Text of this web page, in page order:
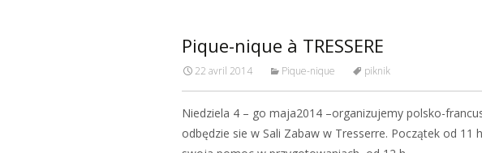
Pique-nique à TRESSERE
22 avril 2014 Pique-nique piknik
Niedziela 4 – go maja2014 –organizujemy polsko-
odbędzie sie w Sali Zabaw w Tresserre. Początek od 11